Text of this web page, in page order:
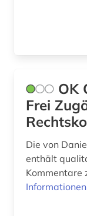
OK
Frei
Die von
enthält
Kommentare
Informationen